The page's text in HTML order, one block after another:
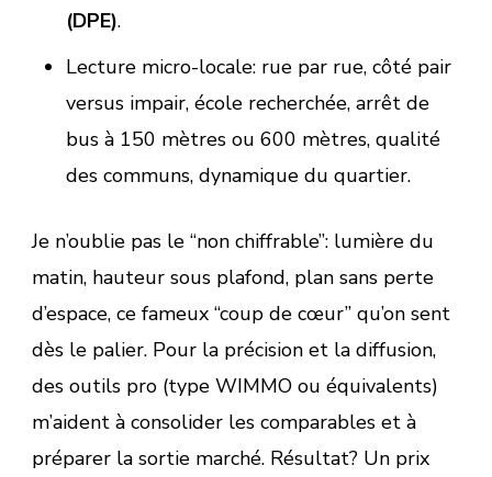
(DPE).
Lecture micro-locale: rue par rue, côté pair
versus impair, école recherchée, arrêt de
bus à 150 mètres ou 600 mètres, qualité
des communs, dynamique du quartier.
Je n’oublie pas le “non chiffrable”: lumière du
matin, hauteur sous plafond, plan sans perte
d’espace, ce fameux “coup de cœur” qu’on sent
dès le palier. Pour la précision et la diffusion,
des outils pro (type WIMMO ou équivalents)
m’aident à consolider les comparables et à
préparer la sortie marché. Résultat? Un prix